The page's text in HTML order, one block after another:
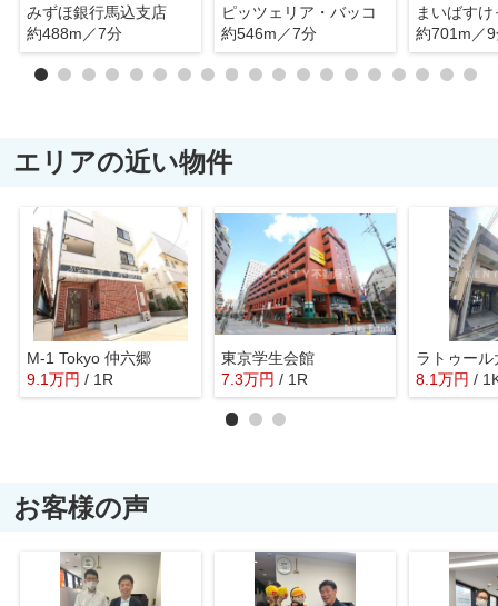
みずほ銀行馬込支店
約488m／7分
ピッツェリア・バッコ
約546m／7分
約701m／
エリアの近い物件
M-1 Tokyo 仲六郷
9.1万円 / 1R
東京学生会館
7.3万円 / 1R
ラトゥール
8.1万円 /
お客様の声